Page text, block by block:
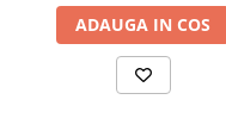
ADAUGA IN COS